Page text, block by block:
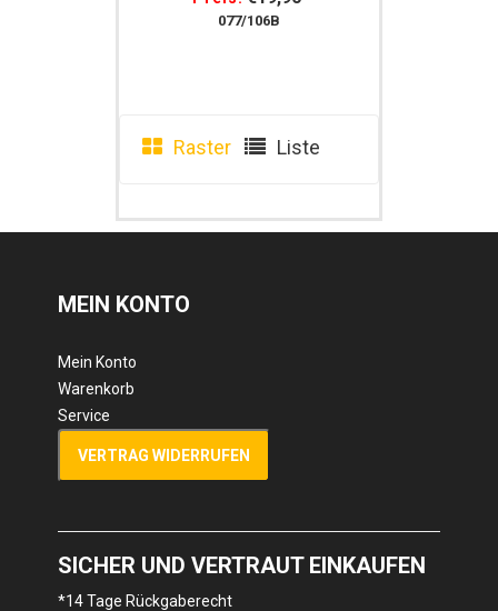
Reflexbänder Für
077/106B
Raster Liste
MEIN KONTO
Mein Konto
Warenkorb
Service
VERTRAG WIDERRUFEN
SICHER UND VERTRAUT EINKAUFEN
*14 Tage Rückgaberecht